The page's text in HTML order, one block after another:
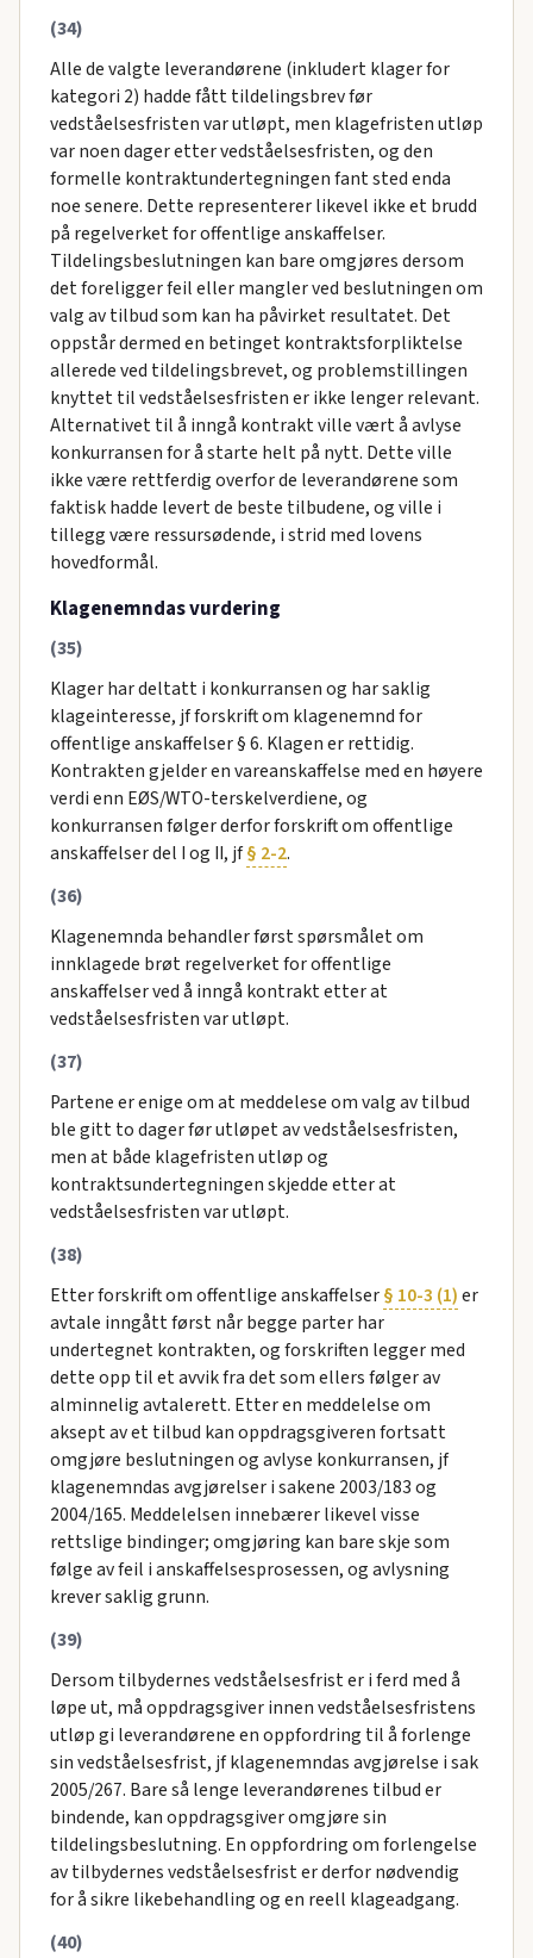
(34)
Alle de valgte leverandørene (inkludert klager for
kategori 2) hadde fått tildelingsbrev før
vedståelsesfristen var utløpt, men klagefristen utløp
var noen dager etter vedståelsesfristen, og den
formelle kontraktundertegningen fant sted enda
noe senere. Dette representerer likevel ikke et brudd
på regelverket for offentlige anskaffelser.
Tildelingsbeslutningen kan bare omgjøres dersom
det foreligger feil eller mangler ved beslutningen om
valg av tilbud som kan ha påvirket resultatet. Det
oppstår dermed en betinget kontraktsforpliktelse
allerede ved tildelingsbrevet, og problemstillingen
knyttet til vedståelsesfristen er ikke lenger relevant.
Alternativet til å inngå kontrakt ville vært å avlyse
konkurransen for å starte helt på nytt. Dette ville
ikke være rettferdig overfor de leverandørene som
faktisk hadde levert de beste tilbudene, og ville i
tillegg være ressursødende, i strid med lovens
hovedformål.
Klagenemndas vurdering
(35)
Klager har deltatt i konkurransen og har saklig
klageinteresse, jf forskrift om klagenemnd for
offentlige anskaffelser § 6. Klagen er rettidig.
Kontrakten gjelder en vareanskaffelse med en høyere
verdi enn EØS/WTO-terskelverdiene, og
konkurransen følger derfor forskrift om offentlige
anskaffelser del I og II, jf§ 2-2.
(36)
Klagenemnda behandler først spørsmålet om
innklagede brøt regelverket for offentlige
anskaffelser ved å inngå kontrakt etter at
vedståelsesfristen var utløpt.
(37)
Partene er enige om at meddelese om valg av tilbud
ble gitt to dager før utløpet av vedståelsesfristen,
men at både klagefristen utløp og
kontraktsundertegningen skjedde etter at
vedståelsesfristen var utløpt.
(38)
Etter forskrift om offentlige anskaffelser§ 10-3 (1)er
avtale inngått først når begge parter har
undertegnet kontrakten, og forskriften legger med
dette opp til et avvik fra det som ellers følger av
alminnelig avtalerett. Etter en meddelelse om
aksept av et tilbud kan oppdragsgiveren fortsatt
omgjøre beslutningen og avlyse konkurransen, jf
klagenemndas avgjørelser i sakene 2003/183 og
2004/165. Meddelelsen innebærer likevel visse
rettslige bindinger; omgjøring kan bare skje som
følge av feil i anskaffelsesprosessen, og avlysning
krever saklig grunn.
(39)
Dersom tilbydernes vedståelsesfrist er i ferd med å
løpe ut, må oppdragsgiver innen vedståelsesfristens
utløp gi leverandørene en oppfordring til å forlenge
sin vedståelsesfrist, jf klagenemndas avgjørelse i sak
2005/267. Bare så lenge leverandørenes tilbud er
bindende, kan oppdragsgiver omgjøre sin
tildelingsbeslutning. En oppfordring om forlengelse
av tilbydernes vedståelsesfrist er derfor nødvendig
for å sikre likebehandling og en reell klageadgang.
(40)